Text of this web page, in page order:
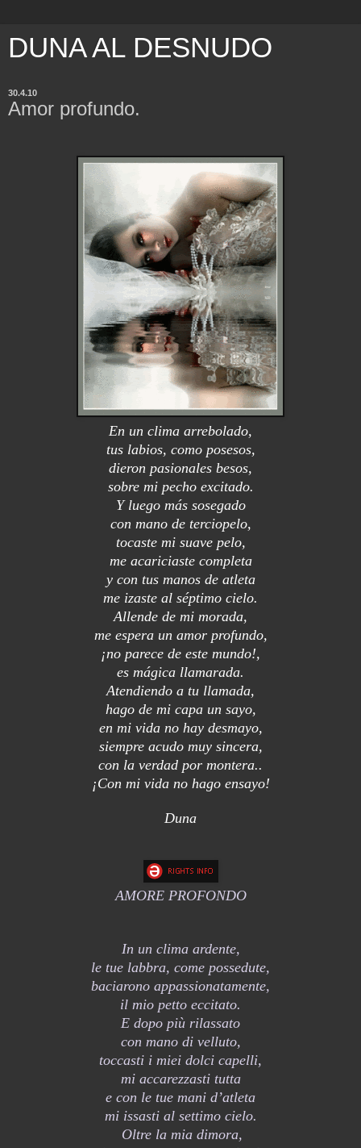
DUNA AL DESNUDO
30.4.10
Amor profundo.
En un clima arrebolado,
tus labios, como posesos,
dieron pasionales besos,
sobre mi pecho excitado.
Y luego más sosegado
con mano de terciopelo,
tocaste mi suave pelo,
me acariciaste completa
y con tus manos de atleta
me izaste al séptimo cielo.
Allende de mi morada,
me espera un amor profundo,
¡no parece de este mundo!,
es mágica llamarada.
Atendiendo a tu llamada,
hago de mi capa un sayo,
en mi vida no hay desmayo,
siempre acudo muy sincera,
con la verdad por montera..
¡Con mi vida no hago ensayo!
Duna
AMORE PROFONDO
In un clima ardente,
le tue labbra, come possedute,
baciarono appassionatamente,
il mio petto eccitato.
E dopo più rilassato
con mano di velluto,
toccasti i miei dolci capelli,
mi accarezzasti tutta
e con le tue mani d’atleta
mi issasti al settimo cielo.
Oltre la mia dimora,